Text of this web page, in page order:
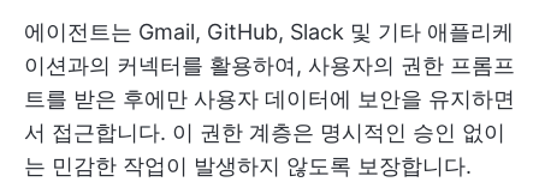
에이전트는 Gmail, GitHub, Slack 및 기타 애플리케
이션과의 커넥터를 활용하여, 사용자의 권한 프롬프
트를 받은 후에만 사용자 데이터에 보안을 유지하면
서 접근합니다. 이 권한 계층은 명시적인 승인 없이
는 민감한 작업이 발생하지 않도록 보장합니다.